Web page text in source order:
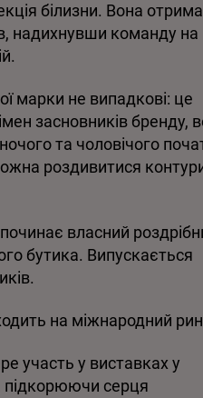
білизни. Вона
надихнувши команду на
марки не випадкові: це
засновників бренду,
та чоловічого
ожна роздивитися
власний
бутика. Випускається
на міжнародний
участь у виставках у
підкорюючи серця